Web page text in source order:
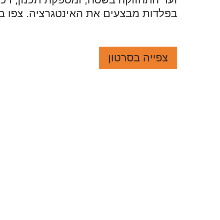
בפלדות מבצעים את האינטגרציה. צפו
צפייה בסרטון